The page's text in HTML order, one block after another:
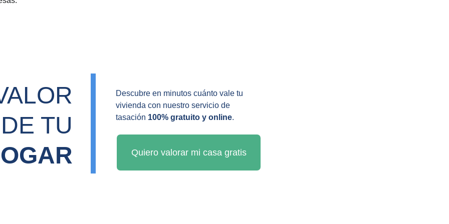
DE TU
Quiero valorar mi casa gratis
Descubre en minutos cuánto vale tu
vivienda con nuestro servicio de
tasación 100% gratuito y online.